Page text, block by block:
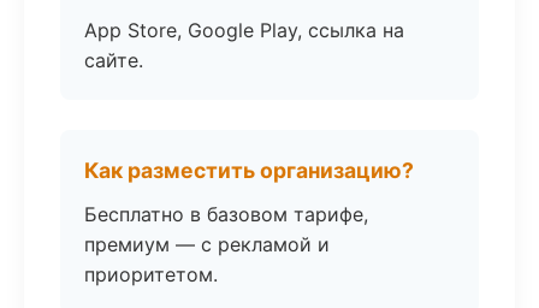
App Store, Google Play, ссылка на
сайте.
Как разместить организацию?
Бесплатно в базовом тарифе,
премиум — с рекламой и
приоритетом.